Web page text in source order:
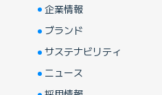
企業情報
ブランド
サステナビリティ
ニュース